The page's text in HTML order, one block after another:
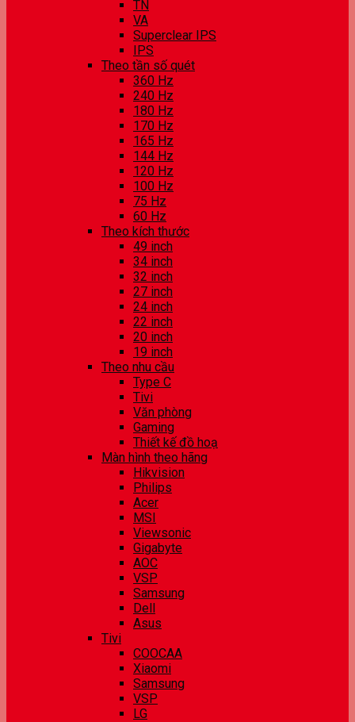
TN
VA
Superclear IPS
IPS
Theo tần số quét
360 Hz
240 Hz
180 Hz
170 Hz
165 Hz
144 Hz
120 Hz
100 Hz
75 Hz
60 Hz
Theo kích thước
49 inch
34 inch
32 inch
27 inch
24 inch
22 inch
20 inch
19 inch
Theo nhu cầu
Type C
Tivi
Văn phòng
Gaming
Thiết kế đồ hoạ
Màn hình theo hãng
Hikvision
Philips
Acer
MSI
Viewsonic
Gigabyte
AOC
VSP
Samsung
Dell
Asus
Tivi
COOCAA
Xiaomi
Samsung
VSP
LG